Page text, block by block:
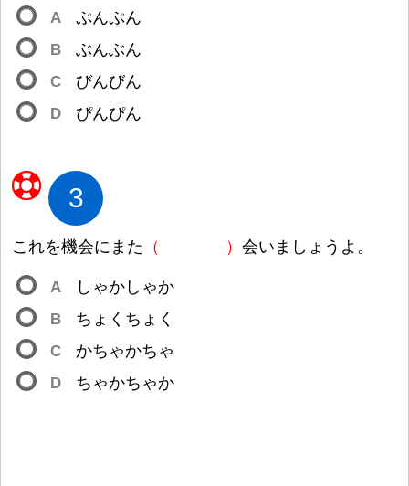
A
ぷんぷん
B
ぶんぶん
C
びんびん
D
ぴんぴん
3
これを機会にまた （ ） 会いましょうよ。
A
しゃかしゃか
B
ちょくちょく
C
かちゃかちゃ
D
ちゃかちゃか